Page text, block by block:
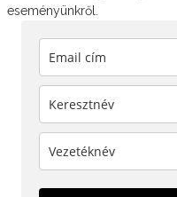
eseményünkről.